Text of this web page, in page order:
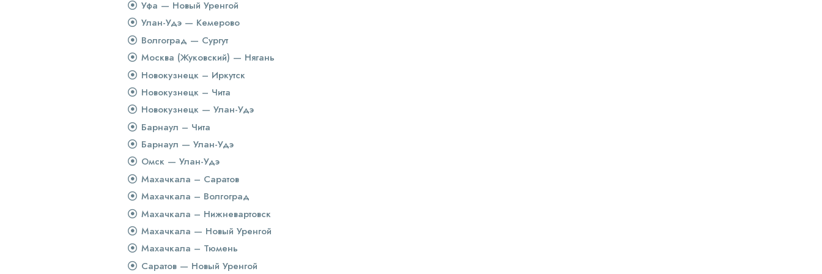
Уфа — Новый Уренгой
Улан-Удэ — Кемерово
Волгоград — Сургут
Москва (Жуковский) — Нягань
Новокузнецк – Иркутск
Новокузнецк – Чита
Новокузнецк — Улан-Удэ
Барнаул – Чита
Барнаул — Улан-Удэ
Омск — Улан-Удэ
Махачкала – Саратов
Махачкала – Волгоград
Махачкала – Нижневартовск
Махачкала — Новый Уренгой
Махачкала – Тюмень
Саратов — Новый Уренгой